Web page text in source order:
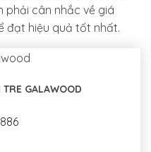
phải cân nhắc về giá
đạt hiệu quả tốt nhất.
GALAWOOD